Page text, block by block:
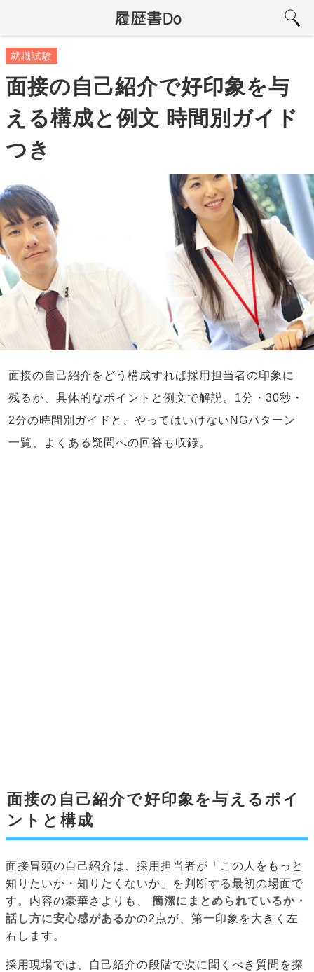
就職試験
面接の自己紹介で好印象を与
える構成と例文 時間別ガイド
つき
面接の自己紹介をどう構成すれば採用担当者の印象に
残るか、具体的なポイントと例文で解説。1分・30秒・
2分の時間別ガイドと、やってはいけないNGパターン
一覧、よくある疑問への回答も収録。
面接の自己紹介で好印象を与えるポイ
ントと構成
面接冒頭の自己紹介は、採用担当者が「この人をもっと
知りたいか・知りたくないか」を判断する最初の場面で
す。内容の豪華さよりも、
簡潔にまとめられているか・
話し方に安心感があるかの2点が、第一印象を大きく左
右します。
採用現場では、自己紹介の段階で次に聞くべき質問を探